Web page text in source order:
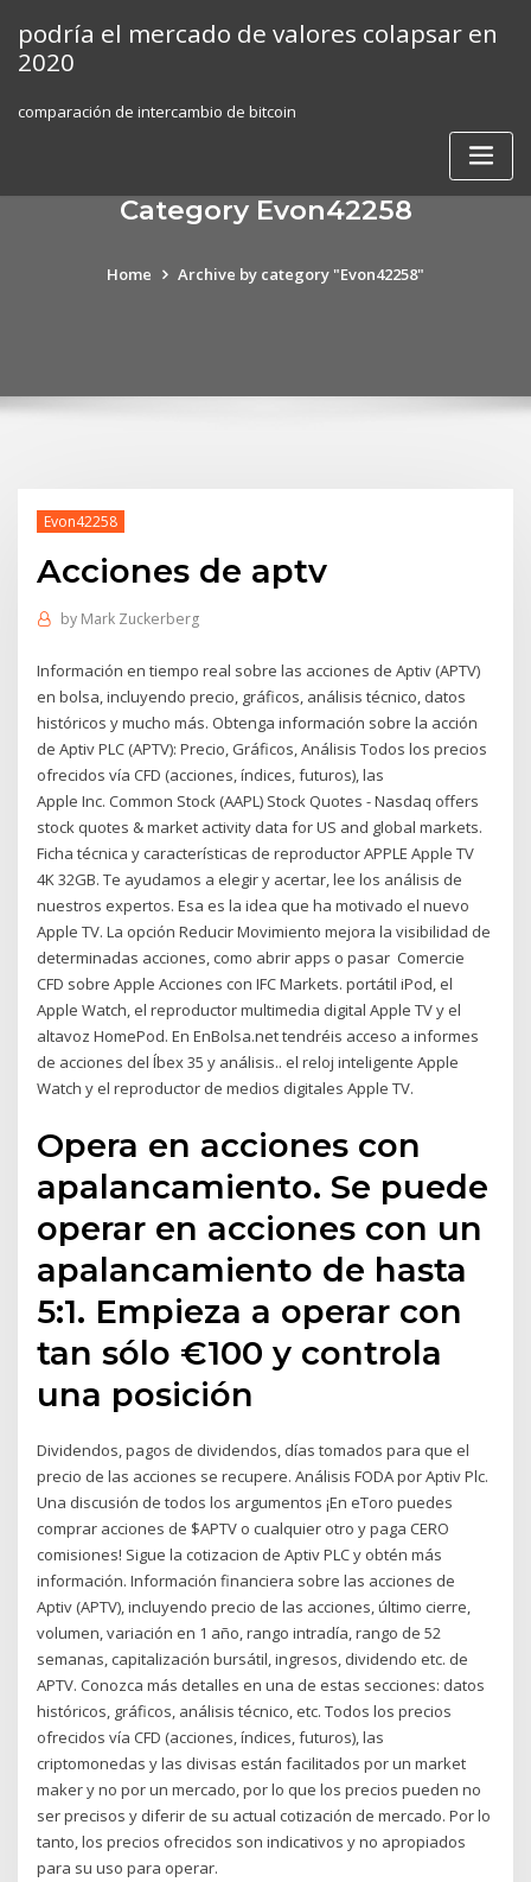
content
podría el mercado de valores colapsar en
2020
comparación de intercambio de bitcoin
Category Evon42258
Home Archive by category "Evon42258"
Evon42258
Acciones de aptv
by Mark Zuckerberg
Información en tiempo real sobre las acciones de Aptiv (APTV)
en bolsa, incluyendo precio, gráficos, análisis técnico, datos
históricos y mucho más. Obtenga información sobre la acción
de Aptiv PLC (APTV): Precio, Gráficos, Análisis Todos los precios
ofrecidos vía CFD (acciones, índices, futuros), las
Apple Inc. Common Stock (AAPL) Stock Quotes - Nasdaq offers
stock quotes & market activity data for US and global markets.
Ficha técnica y características de reproductor APPLE Apple TV
4K 32GB. Te ayudamos a elegir y acertar, lee los análisis de
nuestros expertos. Esa es la idea que ha motivado el nuevo
Apple TV. La opción Reducir Movimiento mejora la visibilidad de
determinadas acciones, como abrir apps o pasar Comercie
CFD sobre Apple Acciones con IFC Markets. portátil iPod, el
Apple Watch, el reproductor multimedia digital Apple TV y el
altavoz HomePod. En EnBolsa.net tendréis acceso a informes
de acciones del Íbex 35 y análisis.. el reloj inteligente Apple
Watch y el reproductor de medios digitales Apple TV.
Opera en acciones con
apalancamiento. Se puede
operar en acciones con un
apalancamiento de hasta
5:1. Empieza a operar con
tan sólo €100 y controla
una posición
Dividendos, pagos de dividendos, días tomados para que el
precio de las acciones se recupere. Análisis FODA por Aptiv Plc.
Una discusión de todos los argumentos ¡En eToro puedes
comprar acciones de $APTV o cualquier otro y paga CERO
comisiones! Sigue la cotizacion de Aptiv PLC y obtén más
información. Información financiera sobre las acciones de
Aptiv (APTV), incluyendo precio de las acciones, último cierre,
volumen, variación en 1 año, rango intradía, rango de 52
semanas, capitalización bursátil, ingresos, dividendo etc. de
APTV. Conozca más detalles en una de estas secciones: datos
históricos, gráficos, análisis técnico, etc. Todos los precios
ofrecidos vía CFD (acciones, índices, futuros), las
criptomonedas y las divisas están facilitados por un market
maker y no por un mercado, por lo que los precios pueden no
ser precisos y diferir de su actual cotización de mercado. Por lo
tanto, los precios ofrecidos son indicativos y no apropiados
para su uso para operar.